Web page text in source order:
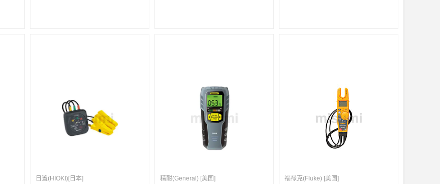
日置(HIOKI)[日本] 精耐(General) [美国] 福禄克(Fluke) [美国]